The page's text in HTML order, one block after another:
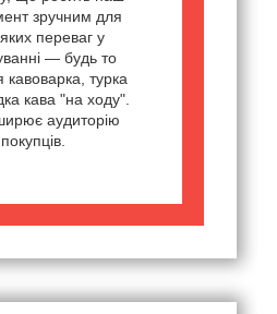
зручним для
переваг у
— будь то
турка
кава "на ходу".
аудиторію
покупців.